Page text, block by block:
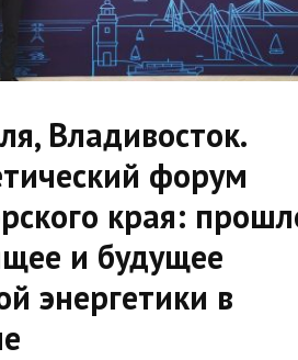
Владивосток.
форум
края:
и будущее
энергетики в